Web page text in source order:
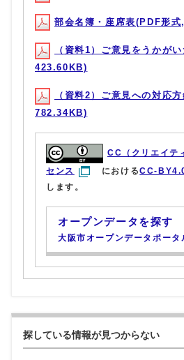
部会名簿・座席表(PDF形
（資料1）ご意見をうかが
423.60KB)
（資料2）ご意見への対応
782.34KB)
CC（クリエイテ
センス
におけるCC-
します。
オープンデータを探す
大阪市オープンデータポータ
探している情報が見つからない